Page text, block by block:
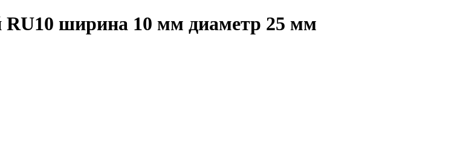
RU10 ширина 10 мм диаметр 25 мм